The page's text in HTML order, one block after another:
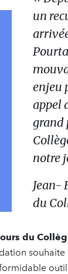
un
enjeu
appel
grand
notre
Jean-
du
du